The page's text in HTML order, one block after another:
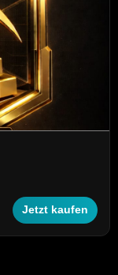
Jetzt kaufen